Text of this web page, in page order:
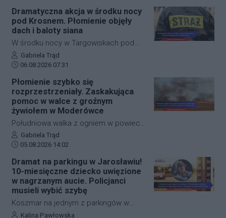
Stalowej Woli doszło do zdarzenia,
które znajdzie swój finał w sądzie.
Mężczyzna, który wymachiwał wobec
przechodnia scyzorykiem, po
zatrzymaniu przez policję przekonywał,
że cała sytuacja była jedynie
jednak na ten temat zupełnie inne
zdanie.
Dramatyczna akcja w środku nocy
pod Krosnem. Płomienie objęły
dach i baloty siana
W środku nocy w Targowiskach pod
Krosnem doszło do groźnego pożaru
na terenie stadniny koni. Ogień z
palących się balotów siana przeniósł
się na budynek, w którym znajdowały
się dziesiątki zwierząt. Dzięki
błyskawicznej i zdecydowanej akcji
strażaków udało się opanować sytuację
i zapobiec najgorszemu.
Autor artykułu:
Gabriela Trąd
Data dodania artykułu:
06.08.2026 07:31
Płomienie szybko się
rozprzestrzeniały. Zaskakująca
pomoc w walce z groźnym
żywiołem w Moderówce
Południowa walka z ogniem w powiecie
krośnieńskim wymagała
natychmiastowej interwencji służb
ratunkowych. W miejscowości
Moderówka doszło do rozległego
pożaru ścierniska, który ze względu na
panujące warunki zaczął się
gwałtownie rozprzestrzeniać. W akcji
gaśniczej wzięło udział aż siedem
Autor artykułu:
Gabriela Trąd
Data dodania artykułu:
05.08.2026 14:02
Dramat na parkingu w Jarosławiu!
10-miesięczne dziecko uwięzione
w nagrzanym aucie. Policjanci
musieli wybić szybę
Koszmar na jednym z parkingów w
Jarosławiu. Młoda matka przypadkowo
Autor artykułu:
Kalina Pawłowska